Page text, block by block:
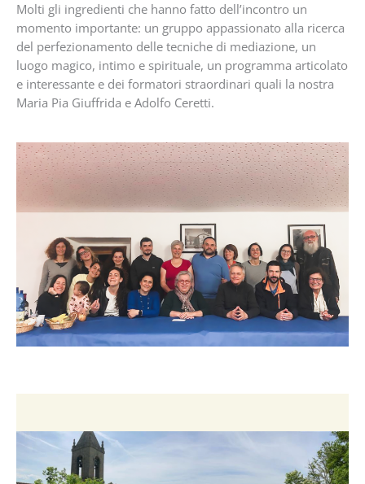
Molti gli ingredienti che hanno fatto dell’incontro un
momento importante: un gruppo appassionato alla ricerca
del perfezionamento delle tecniche di mediazione, un
luogo magico, intimo e spirituale, un programma articolato
e interessante e dei formatori straordinari quali la nostra
Maria Pia Giuffrida e Adolfo Ceretti.